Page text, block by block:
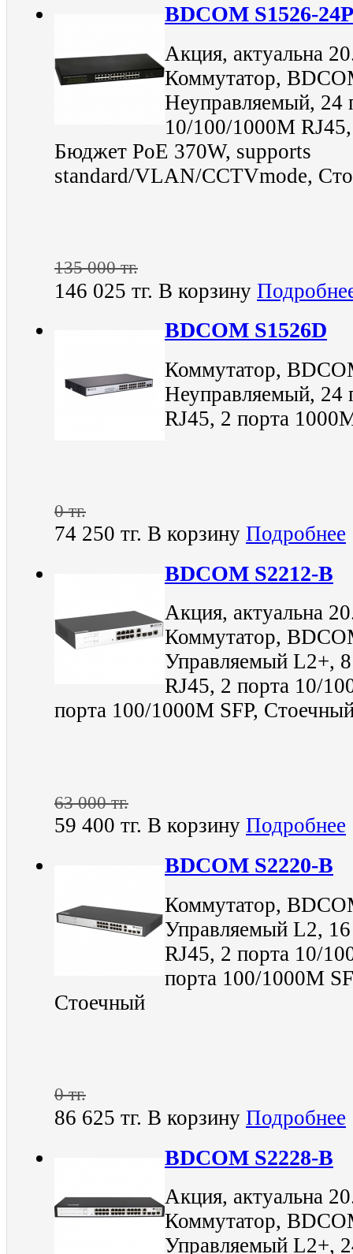
BDCOM S1526-24P
Акция, актуальна
Коммутатор,
Неуправляемый, 24
10/100/1000M
Бюджет PoE 370W, supports
standard/VLAN/CCTVmode,
135 000 тг.
146 025 тг. В корзину
BDCOM S1526D
Коммутатор,
Неуправляемый, 24
RJ45, 2 порта
0 тг.
74 250 тг. В корзину Подробнее
BDCOM S2212-B
Акция, актуальна
Коммутатор,
Управляемый L2+,
RJ45, 2 порта 10/
порта 100/1000М SFP,
63 000 тг.
59 400 тг. В корзину Подробнее
BDCOM S2220-B
Коммутатор,
Управляемый L2,
RJ45, 2 порта 10/
порта 100/1000M
Стоечный
0 тг.
86 625 тг. В корзину Подробнее
BDCOM S2228-B
Акция, актуальна
Коммутатор,
Управляемый L2+,